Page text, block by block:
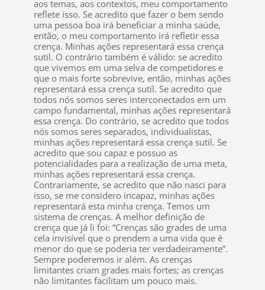
aos temas, aos contextos, meu comportamento
reflete isso. Se acredito que fazer o bem sendo
uma pessoa boa irá beneficiar a minha saúde,
então, o meu comportamento irá refletir essa
crença. Minhas ações representará essa crença
sutil. O contrário também é válido: se acredito
que vivemos em uma selva de competidores e
que o mais forte sobrevive, então, minhas ações
representará essa crença sutil. Se acredito que
todos nós somos seres interconectados em um
campo fundamental, minhas ações representará
essa crença. Do contrário, se acredito que todos
nós somos seres separados, individualistas,
minhas ações representará essa crença sutil. Se
acredito que sou capaz e possuo as
potencialidades para a realização de uma meta,
minhas ações representará essa crença.
Contrariamente, se acredito que não nasci para
isso, se me considero incapaz, minhas ações
representará esta minha crença. Temos um
sistema de crenças. A melhor definição de
crença que já li foi: “Crenças são grades de uma
cela invisível que o prendem a uma vida que é
menor do que se poderia ter verdadeiramente”.
Sempre poderemos ir além. As crenças
limitantes criam grades mais fortes; as crenças
não limitantes facilitam um pouco mais.